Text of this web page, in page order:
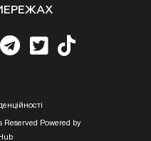
Reserved Powered by